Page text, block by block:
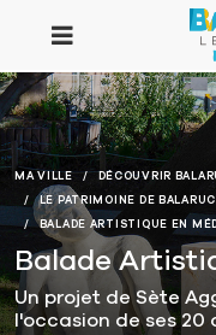
Aller au contenu
MA VILLE
DÉCOUVRIR
LE PATRIMOINE DE
BALADE ARTISTIQUE EN
Balade
Un projet de Sète
l'occasion de ses 20